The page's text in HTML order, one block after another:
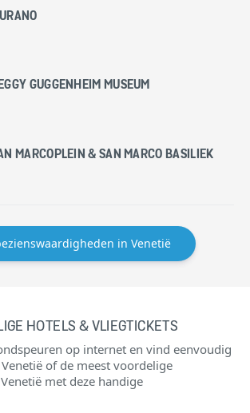
GUGGENHEIM MUSEUM
MARCOPLEIN & SAN MARCO BASILIEK
in Venetië
HOTELS & VLIEGTICKETS
op internet en vind eenvoudig
of de meest voordelige
met deze handige